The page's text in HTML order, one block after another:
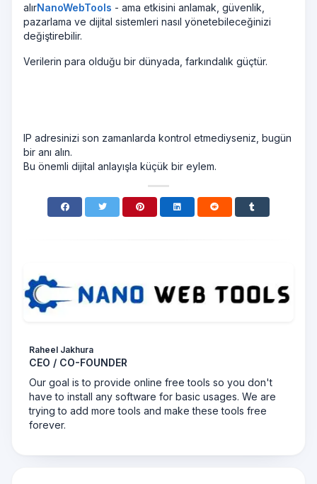
alırNanoWebTools - ama etkisini anlamak, güvenlik,
pazarlama ve dijital sistemleri nasıl yönetebileceğinizi
değiştirebilir.
Verilerin para olduğu bir dünyada, farkındalık güçtür.
IP adresinizi son zamanlarda kontrol etmediyseniz, bugün
bir anı alın.
Bu önemli dijital anlayışla küçük bir eylem.
Raheel Jakhura
CEO / CO-FOUNDER
Our goal is to provide online free tools so you don't
have to install any software for basic usages. We are
trying to add more tools and make these tools free
forever.